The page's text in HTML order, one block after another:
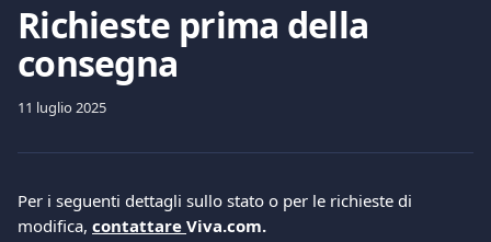
Richieste prima della
consegna
11 luglio 2025
Per i seguenti dettagli sullo stato o per le richieste di
modifica, contattare Viva.com.